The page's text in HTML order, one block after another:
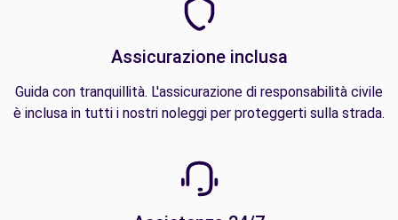
Assicurazione inclusa
Guida con tranquillità. L'assicurazione di responsabilità civile
è inclusa in tutti i nostri noleggi per proteggerti sulla strada.